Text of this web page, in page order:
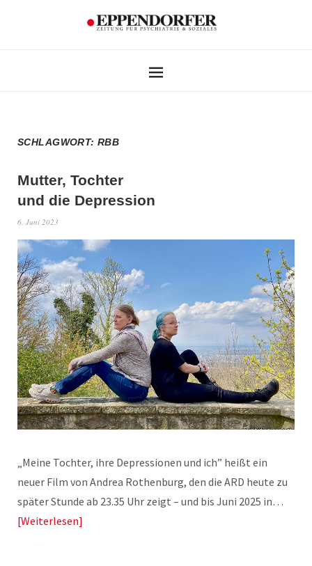
SCHLAGWORT:RBB
Mutter, Tochter
und die Depression
6. Juni 2023
„Meine Tochter, ihre Depressionen und ich” heißt ein
neuer Film von Andrea Rothenburg, den die ARD heute zu
später Stunde ab 23.35 Uhr zeigt – und bis Juni 2025 in…
Weiterlesen